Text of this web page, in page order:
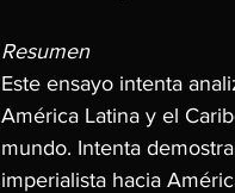
Resumen
Este ensayo intenta
América Latina y el
mundo. Intenta
imperialista hacia